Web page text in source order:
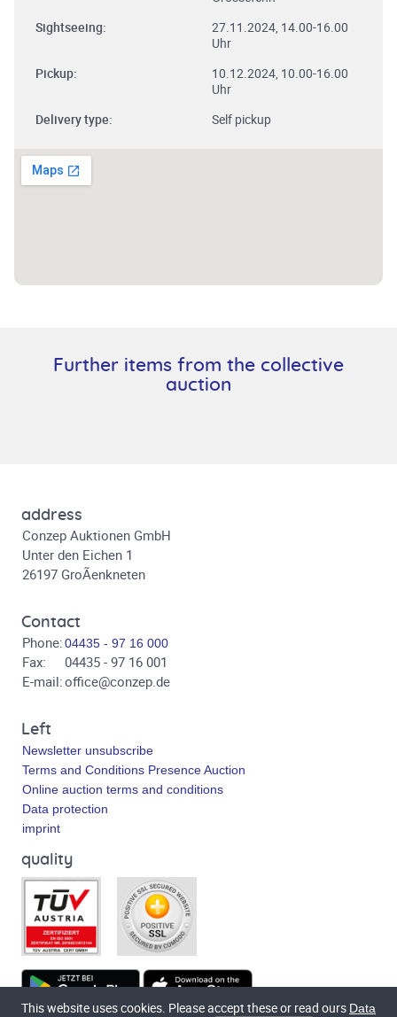
Sightseeing:
27.11.2024, 14.00-16.00
Uhr
Pickup:
10.12.2024, 10.00-16.00
Uhr
Delivery type:
Self pickup
Further items from the collective
auction
address
Conzep Auktionen GmbH
Unter den Eichen 1
26197 GroÃenkneten
Contact
Phone:04435 - 97 16 000
Fax:
04435 - 97 16 001
E-mail:office@conzep.de
Left
Newsletter unsubscribe
Terms and Conditions Presence Auction
Online auction terms and conditions
Data protection
imprint
quality
This website uses cookies. Please accept these or read ours Data